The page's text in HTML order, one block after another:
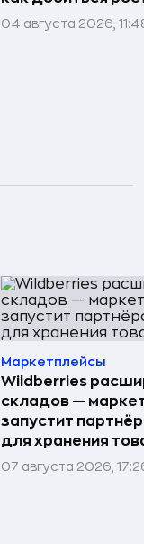
04 августа 2026,
Маркетплейсы
Wildberries
складов —
запустит
для хранения
07 августа 2026,